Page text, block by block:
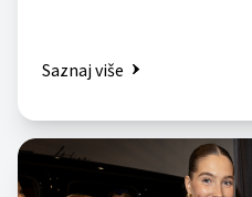
Saznaj više